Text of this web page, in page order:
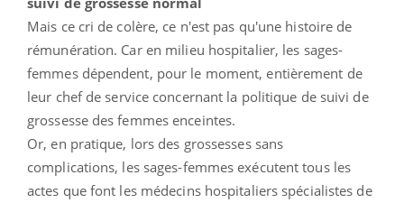
Mais ce cri de colère, ce n'est pas qu'une histoire de
rémunération. Car en milieu hospitalier, les sages-
femmes dépendent, pour le moment, entièrement de
leur chef de service concernant la politique de suivi de
grossesse des femmes enceintes.
Or, en pratique, lors des grossesses sans
complications, les sages-femmes exécutent tous les
actes que font les médecins hospitaliers spécialistes de